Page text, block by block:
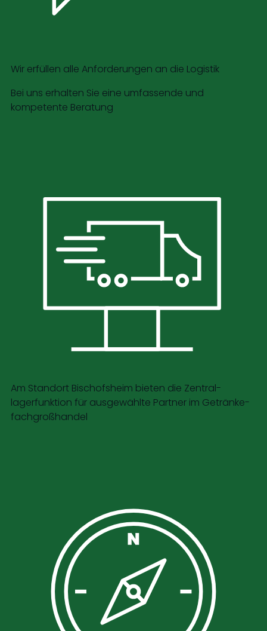
Wir erfüllen alle Anforderungen an die Logistik
Bei uns erhalten Sie eine umfassende und
kompetente Beratung
Am Standort Bischofsheim bieten die Zentral­
lagerfunktion für ausgewählte Partner im Getränke­
fach­groß­handel